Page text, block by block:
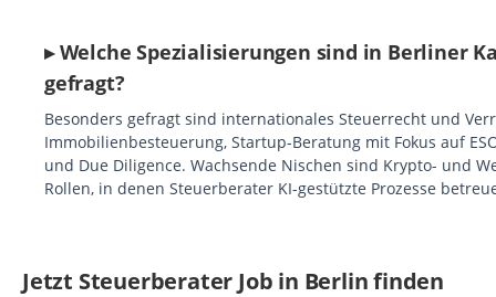
▸ Welche Spezialisierungen sind in Berliner
gefragt?
Besonders gefragt sind internationales Steuerrecht und
Immobilienbesteuerung, Startup-Beratung mit Fokus auf
und Due Diligence. Wachsende Nischen sind Krypto- und
Rollen, in denen Steuerberater KI-gestützte Prozesse
Jetzt Steuerberater Job in Berlin finden